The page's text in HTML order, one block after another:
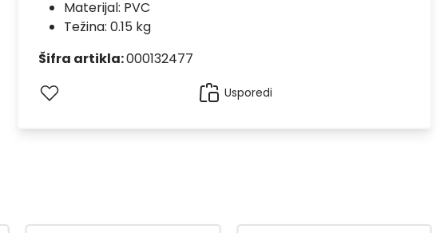
Materijal: PVC
Težina: 0.15 kg
Šifra artikla:000132477
Usporedi